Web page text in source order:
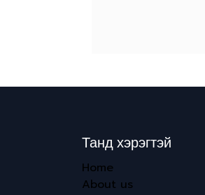
Танд хэрэгтэй
Home
About us